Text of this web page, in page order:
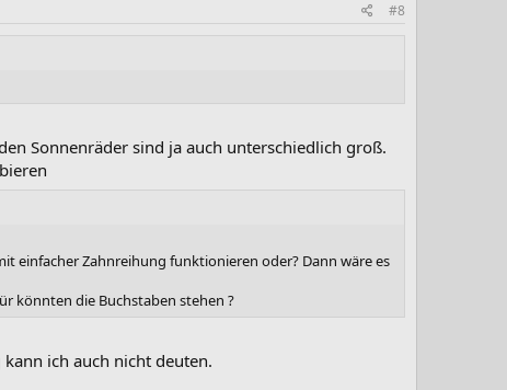
#8
Sonnenräder sind ja auch unterschiedlich groß.
einfacher Zahnreihung funktionieren oder? Dann wäre es
könnten die Buchstaben stehen ?
ich auch nicht deuten.